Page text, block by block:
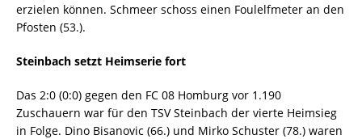
erzielen können. Schmeer schoss einen Foulelfmeter an den
Pfosten (53.).
Steinbach setzt Heimserie fort
Das 2:0 (0:0) gegen den FC 08 Homburg vor 1.190
Zuschauern war für den TSV Steinbach der vierte Heimsieg
in Folge. Dino Bisanovic (66.) und Mirko Schuster (78.) waren